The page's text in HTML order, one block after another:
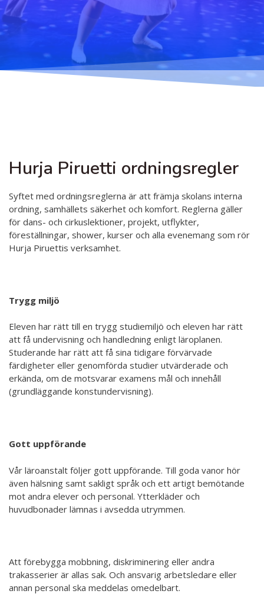
Ordningsregler
Principer för ett säkrare utrymme
Tillgänglig hobby inom konst
Allmänt
Terminsavgifter
Dansetikett
Schema
D4EA - Dance fore Eco-Anxiety
Ung kulturambassadör för Finland
DanceMe UP 2019-2022
Sri Lanka - kultur utbyte 2020
Klimatförändrings kraft 2020
Sharing the same roots - 2019
Downloading Future - 2019
Danselfie 2017-2018
We move as we dance
Australian Youth Dance Festival 2019
Hurja Piruetti ordningsregler
Syftet med ordningsreglerna är att främja skolans interna
ordning, samhällets säkerhet och komfort. Reglerna gäller
för dans- och cirkuslektioner, projekt, utflykter,
föreställningar, shower, kurser och alla evenemang som rör
Hurja Piruettis verksamhet.
Trygg miljö
Eleven har rätt till en trygg studiemiljö och eleven har rätt
att få undervisning och handledning enligt läroplanen.
Studerande har rätt att få sina tidigare förvärvade
färdigheter eller genomförda studier utvärderade och
erkända, om de motsvarar examens mål och innehåll
(grundläggande konstundervisning).
Gott uppförande
Vår läroanstalt följer gott uppförande. Till goda vanor hör
även hälsning samt sakligt språk och ett artigt bemötande
mot andra elever och personal. Ytterkläder och
huvudbonader lämnas i avsedda utrymmen.
Att förebygga mobbning, diskriminering eller andra
trakasserier är allas sak. Och ansvarig arbetsledare eller
annan personal ska meddelas omedelbart.